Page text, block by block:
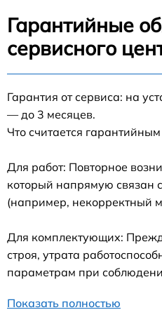
Гарантийные
сервисного
Гарантия от сервиса: на
— до 3 месяцев.
Что считается
Для работ: Повторное
который напрямую связан
(например, некорректный
Для комплектующих:
строя, утрата
параметрам при
Показать полностью